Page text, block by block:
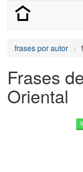
frases por autor
Frases
Oriental